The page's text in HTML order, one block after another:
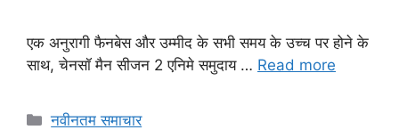
एक अनुरागी फैनबेस और उम्मीद के सभी समय के उच्च पर होने के
साथ, चेनसॉ मैन सीजन 2 एनिमे समुदाय … Read more
Categories
नवीनतम समाचार